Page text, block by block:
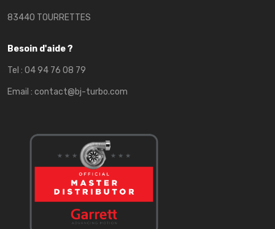
83440 TOURRETTES
Besoin d'aide ?
Tel : 04 94 76 08 79
Email : contact@bj-turbo.com